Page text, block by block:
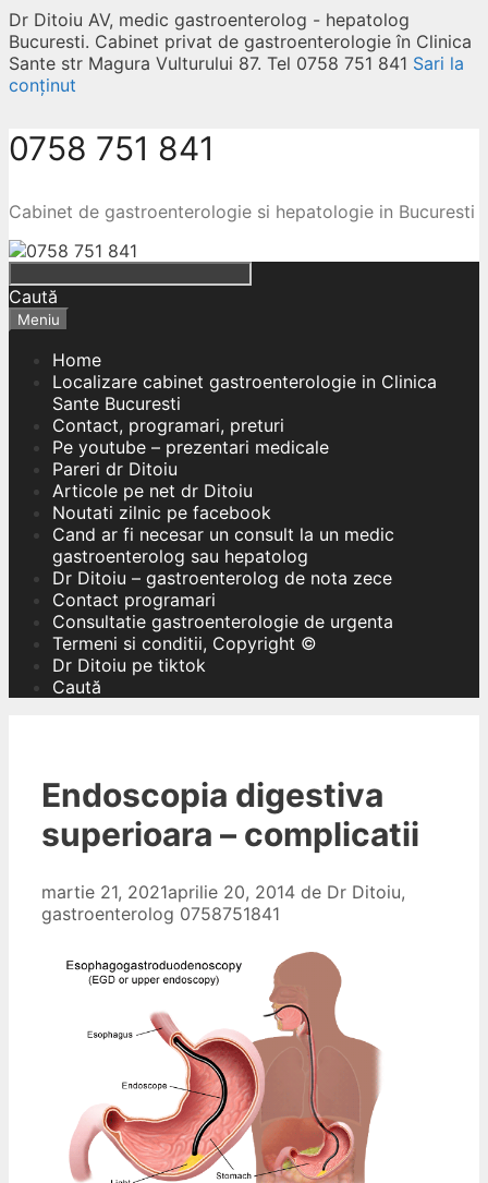
Dr Ditoiu AV, medic gastroenterolog - hepatolog
Bucuresti. Cabinet privat de gastroenterologie în Clinica
Sante str Magura Vulturului 87. Tel 0758 751 841 Sari la
conținut
0758 751 841
Cabinet de gastroenterologie si hepatologie in Bucuresti
Caută
Meniu
Home
Localizare cabinet gastroenterologie in Clinica
Sante Bucuresti
Contact, programari, preturi
Pe youtube – prezentari medicale
Pareri dr Ditoiu
Articole pe net dr Ditoiu
Noutati zilnic pe facebook
Cand ar fi necesar un consult la un medic
gastroenterolog sau hepatolog
Dr Ditoiu – gastroenterolog de nota zece
Contact programari
Consultatie gastroenterologie de urgenta
Termeni si conditii, Copyright ©
Dr Ditoiu pe tiktok
Caută
Endoscopia digestiva
superioara – complicatii
martie 21, 2021aprilie 20, 2014 de Dr Ditoiu,
gastroenterolog 0758751841